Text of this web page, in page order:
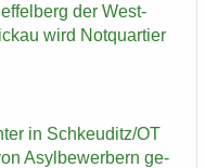
der West­
wird Not­quar­tier
in Schkeu­ditz/OT
Asyl­be­wer­bern ge­